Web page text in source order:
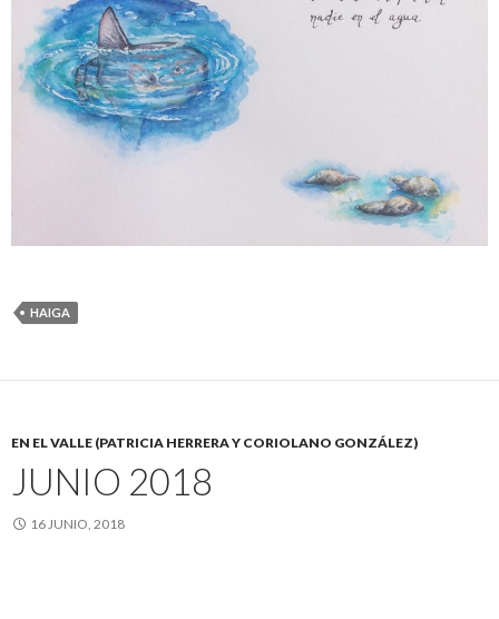
HAIGA
EN EL VALLE (PATRICIA HERRERA Y CORIOLANO GONZÁLEZ)
JUNIO 2018
16 JUNIO, 2018